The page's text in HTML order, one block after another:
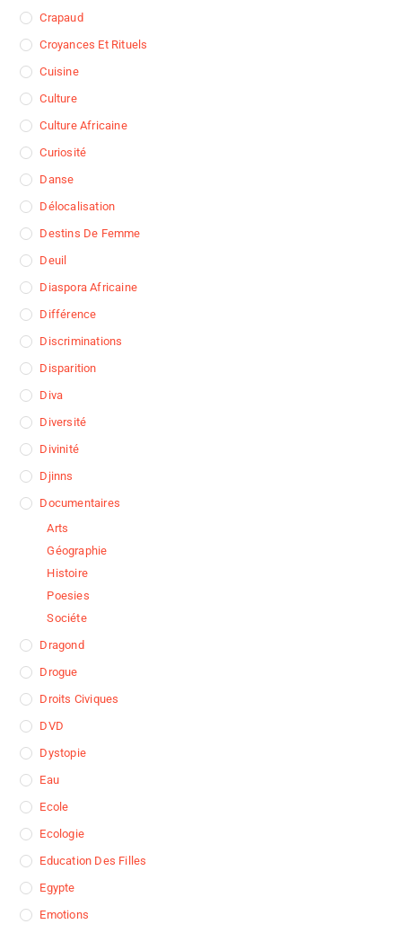
Crapaud
Croyances Et Rituels
Cuisine
Culture
Culture Africaine
Curiosité
Danse
Délocalisation
Destins De Femme
Deuil
Diaspora Africaine
Différence
Discriminations
Disparition
Diva
Diversité
Divinité
Djinns
Documentaires
Arts
Géographie
Histoire
Poesies
Sociéte
Dragond
Drogue
Droits Civiques
DVD
Dystopie
Eau
Ecole
Ecologie
Education Des Filles
Egypte
Emotions